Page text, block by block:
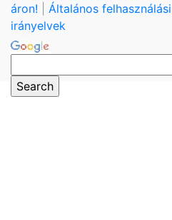
áron!
Általános
irányelvek